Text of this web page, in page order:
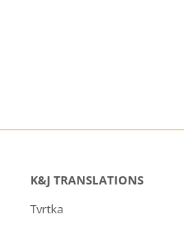
K&J TRANSLATIONS
Tvrtka